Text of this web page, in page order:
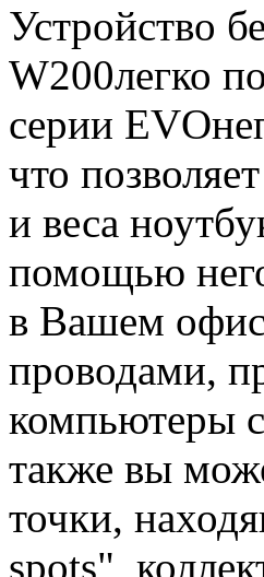
Устройство
W200легко
серии
что
и веса
помощью
в Вашем
проводами,
компьютеры
также вы
точки,
spots",